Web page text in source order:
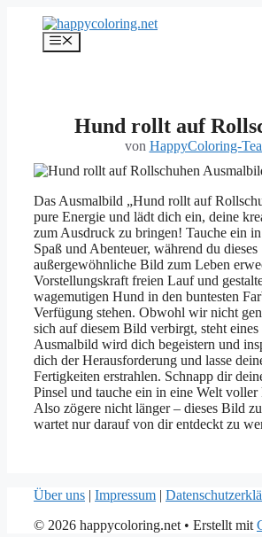
springen
Menü
Hund rollt auf
von HappyColoring-
Das Ausmalbild „Hund rollt auf
pure Energie und lädt dich ein, deine
zum Ausdruck zu bringen! Tauche ein
Spaß und Abenteuer, während du dieses
außergewöhnliche Bild zum Leben
Vorstellungskraft freien Lauf und
wagemutigen Hund in den buntesten
Verfügung stehen. Obwohl wir nicht
sich auf diesem Bild verbirgt, steht eines
Ausmalbild wird dich begeistern und
dich der Herausforderung und lasse
Fertigkeiten erstrahlen. Schnapp dir
Pinsel und tauche ein in eine Welt voller
Also zögere nicht länger – dieses Bild
wartet nur darauf von dir entdeckt zu
Über uns | Impressum |
© 2026 happycoloring.net • Erstellt mit